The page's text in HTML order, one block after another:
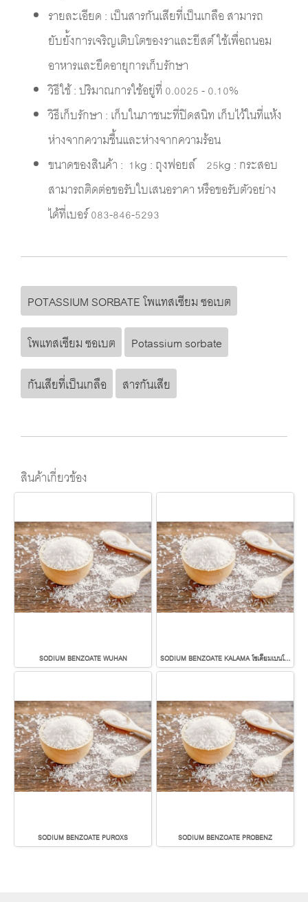
รายละเอียด : เป็นสารกันเสียที่เป็นเกลือ สามารถ
ยับยั้งการเจริญเติบโตของราและยีสต์ ใช้เพื่อถนอม
อาหารและยืดอายุการเก็บรักษา
วิธีใช้ : ปริมาณการใช้อยู่ที่ 0.0025 - 0.10%
วิธีเก็บรักษา : เก็บในภาชนะที่ปิดสนิท เก็บไว้ในที่แห้ง
ห่างจากความชื้นและห่างจากความร้อน
ขนาดของสินค้า : 1kg : ถุงฟอยล์ 25kg : กระสอบ
สามารถติดต่อขอรับใบเสนอราคา หรือขอรับตัวอย่าง
ได้ที่เบอร์ 083-846-5293
POTASSIUM SORBATE โพแทสเซียม ซอเบต
โพแทสเซียม ซอเบต Potassium sorbate
กันเสียที่เป็นเกลือ สารกันเสีย
สินค้าเกี่ยวข้อง
SODIUM BENZOATE WUHAN SODIUM BENZOATE KALAMA โซเดียมเบนโซเอต
SODIUM BENZOATE PUROXS SODIUM BENZOATE PROBENZ